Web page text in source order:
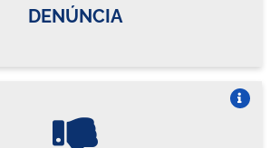
DENÚNCIA